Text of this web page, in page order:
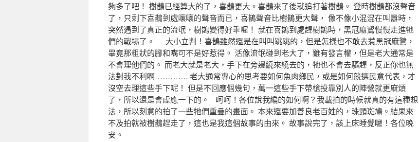
夠多了吧！ 樹鵲已經算大的了，喜鵲更大。喜鵲來了後就追打著樹鵲。 登時樹鵲都沒聲音
了，只剩下喜鵲到處嚷嚷的聲音而已，喜鵲聲音比樹鵲更大聲， 像不像小混混在叫囂時，
突然遇到了真正的流氓，樹鵲變得好乖喔！ 就在喜鵲到處趕樹鵲時，黑冠麻鷺慢慢走進牠
們的戰場了。 大小立判！喜鵲雖然還是在叫叫跳跳的，但是怎樣也不敢去惹黑冠麻鷺，
畢竟那粗狀的腳和嘴可不是好惹得。 活像流氓碰到老大了，雖有發言權，但是老大通常是
不會理他們的。 而老大就是老大，手下在旁邊繞來繞去的，牠也不會去驅趕，反正你也無
法對我不利啊…………. 老大通常專心的思考要如何魚肉鄉民，或是如何競選民意代表，才
沒空去理這些手下呢！ 但是不回應個幾句，萬一這些手下帶槍投靠別人的陣營就更麻煩
了，所以還是會虛應一下的。 呵呵！各位說我編的如何啊？我載拍的時候就真的有這種想
法，所以刻意的拍了一些牠們重疊的畫面。 本來還要加善良老百姓的，珠頸斑鳩。結果來
不及拍就被樹鵲趕走了，這也是我這個故事的由來。 故事說完了，該上床睡覺囉！各位晚
安。